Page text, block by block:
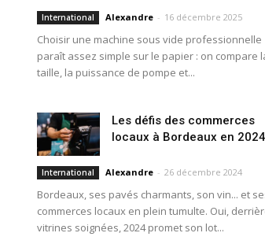
International Alexandre - 16 décembre 2025
Choisir une machine sous vide professionnelle
paraît assez simple sur le papier : on compare
taille, la puissance de pompe et...
Les défis des commerces
locaux à Bordeaux en 2024
International Alexandre - 26 décembre 2024
Bordeaux, ses pavés charmants, son vin... et
commerces locaux en plein tumulte. Oui,
vitrines soignées, 2024 promet son lot...